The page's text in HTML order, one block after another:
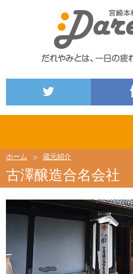
ホーム 蔵元紹介
古澤醸造合名会社